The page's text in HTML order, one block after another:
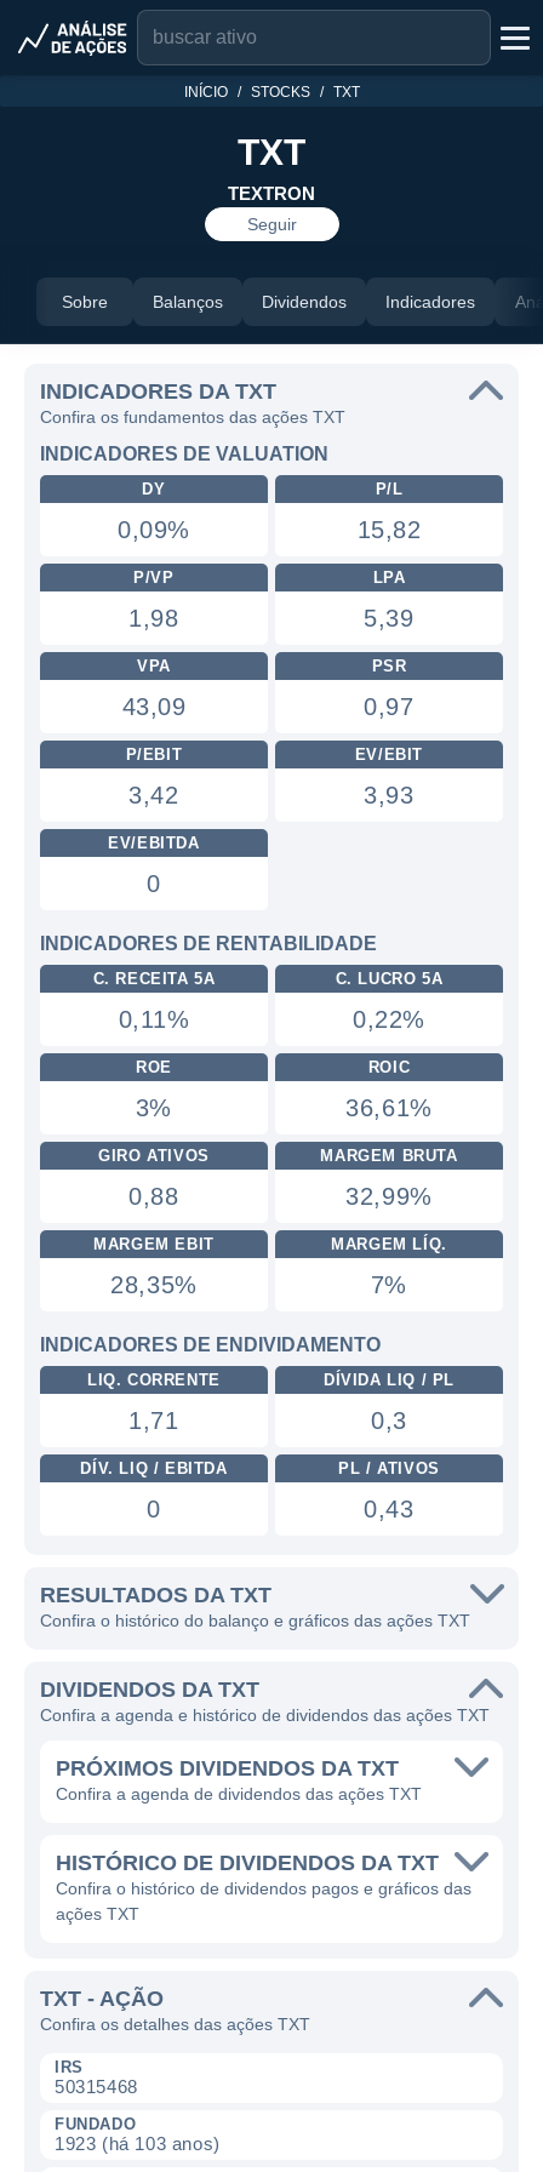
INÍCIO STOCKS TXT
TXT
TEXTRON
Seguir
Sobre Balanços Dividendos Indicadores
INDICADORES DA TXT
Confira os fundamentos das ações TXT
INDICADORES DE VALUATION
DY
0,09%
P/L
15,82
P/VP
1,98
LPA
5,39
VPA
43,09
PSR
0,97
P/EBIT
3,42
EV/EBIT
3,93
EV/EBITDA
0
INDICADORES DE RENTABILIDADE
C. RECEITA 5A
0,11%
C. LUCRO 5A
0,22%
ROE
3%
ROIC
36,61%
GIRO ATIVOS
0,88
MARGEM BRUTA
32,99%
MARGEM EBIT
28,35%
MARGEM LÍQ.
7%
INDICADORES DE ENDIVIDAMENTO
LIQ. CORRENTE
1,71
DÍVIDA LIQ / PL
0,3
DÍV. LIQ / EBITDA
0
PL / ATIVOS
0,43
RESULTADOS DA TXT
Confira o histórico do balanço e gráficos das ações TXT
DIVIDENDOS DA TXT
Confira a agenda e histórico de dividendos das ações TXT
PRÓXIMOS DIVIDENDOS DA TXT
Confira a agenda de dividendos das ações TXT
HISTÓRICO DE DIVIDENDOS DA TXT
Confira o histórico de dividendos pagos e gráficos das
ações TXT
TXT - AÇÃO
Confira os detalhes das ações TXT
IRS
50315468
FUNDADO
1923 (há 103 anos)